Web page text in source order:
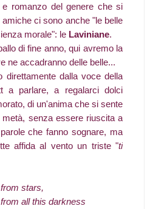
romanzo del genere che si
ci sono anche "le belle
morale": le Laviniane.
di fine anno, qui avremo la
ne accadranno delle belle...
direttamente dalla voce della
a parlare, a regalarci dolci
di un'anima che si sente
senza essere riuscita a
che fanno sognare, ma
affida al vento un triste "ti
stars,
all this darkness